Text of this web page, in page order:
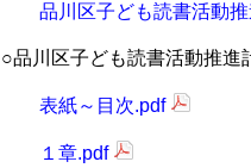
品川区子ども読書活動
○品川区子ども読書活動推進
表紙～目次.pdf
１章.pdf